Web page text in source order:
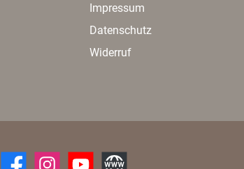
Impressum
Datenschutz
Widerruf